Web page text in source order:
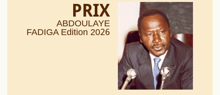
PRIX
ABDOULAYE
FADIGA Edition 2026